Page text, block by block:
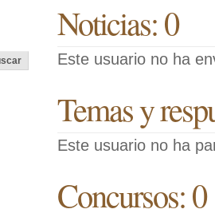
Noticias: 0
Este usuario no ha
Temas y
Este usuario no ha
Concursos: 0